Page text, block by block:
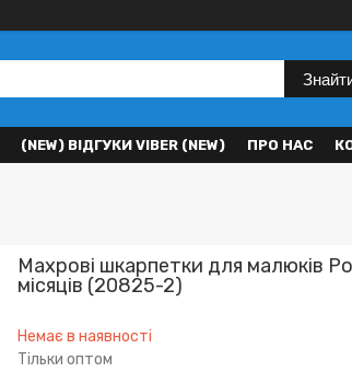
(NEW) ВІДГУКИ VIBER (NEW) ПРО НАС
Махрові шкарпетки для малюків
місяців (20825-2)
Немає в наявності
Тільки оптом